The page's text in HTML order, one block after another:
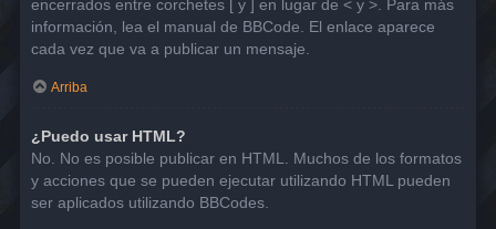
encerrados entre corchetes [ y ] en lugar de < y >. Para más
información, lea el manual de BBCode. El enlace aparece
cada vez que va a publicar un mensaje.
Arriba
¿Puedo usar HTML?
No. No es posible publicar en HTML. Muchos de los formatos
y acciones que se pueden ejecutar utilizando HTML pueden
ser aplicados utilizando BBCodes.